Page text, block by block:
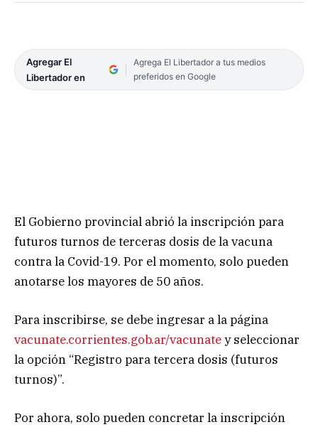
Agregar El
Libertador en
Agrega El Libertador a tus medios
preferidos en Google
El Gobierno provincial abrió la inscripción para
futuros turnos de terceras dosis de la vacuna
contra la Covid-19. Por el momento, solo pueden
anotarse los mayores de 50 años.
Para inscribirse, se debe ingresar a la página
vacunate.corrientes.gob.ar/vacunatey seleccionar
la opción “Registro para tercera dosis (futuros
turnos)”.
Por ahora, solo pueden concretar la inscripción